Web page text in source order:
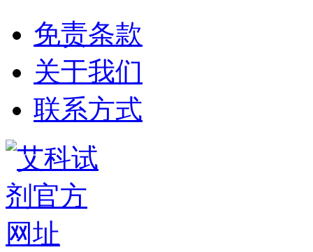
金
铷
铒
钕
钆
碲
镥
铽
免责条款
关于我们
联系方式